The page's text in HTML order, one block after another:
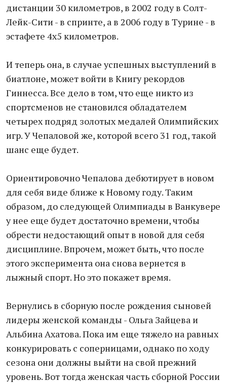
дистанции 30 километров, в 2002 году в Солт-
Лейк-Сити - в спринте, а в 2006 году в Турине - в
эстафете 4х5 километров.
И теперь она, в случае успешных выступлений в
биатлоне, может войти в Книгу рекордов
Гиннесса. Все дело в том, что еще никто из
спортсменов не становился обладателем
четырех подряд золотых медалей Олимпийских
игр. У Чепаловой же, которой всего 31 год, такой
шанс еще будет.
Ориентировочно Чепалова дебютирует в новом
для себя виде ближе к Новому году. Таким
образом, до следующей Олимпиады в Ванкувере
у нее еще будет достаточно времени, чтобы
обрести недостающий опыт в новой для себя
дисциплине. Впрочем, может быть, что после
этого эксперимента она снова вернется в
лыжный спорт. Но это покажет время.
Вернулись в сборную после рождения сыновей
лидеры женской команды - Ольга Зайцева и
Альбина Ахатова. Пока им еще тяжело на равных
конкурировать с соперницами, однако по ходу
сезона они должны выйти на свой прежний
уровень. Вот тогда женская часть сборной России